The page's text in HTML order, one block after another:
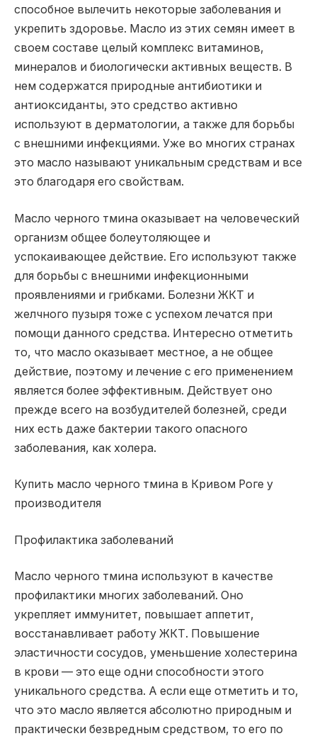
способное вылечить некоторые заболевания и
укрепить здоровье. Масло из этих семян имеет в
своем составе целый комплекс витаминов,
минералов и биологически активных веществ. В
нем содержатся природные антибиотики и
антиоксиданты, это средство активно
используют в дерматологии, а также для борьбы
с внешними инфекциями. Уже во многих странах
это масло называют уникальным средствам и все
это благодаря его свойствам.
Масло черного тмина оказывает на человеческий
организм общее болеутоляющее и
успокаивающее действие. Его используют также
для борьбы с внешними инфекционными
проявлениями и грибками. Болезни ЖКТ и
желчного пузыря тоже с успехом лечатся при
помощи данного средства. Интересно отметить
то, что масло оказывает местное, а не общее
действие, поэтому и лечение с его применением
является более эффективным. Действует оно
прежде всего на возбудителей болезней, среди
них есть даже бактерии такого опасного
заболевания, как холера.
Купить масло черного тмина в Кривом Роге у
производителя
Профилактика заболеваний
Масло черного тмина используют в качестве
профилактики многих заболеваний. Оно
укрепляет иммунитет, повышает аппетит,
восстанавливает работу ЖКТ. Повышение
эластичности сосудов, уменьшение холестерина
в крови — это еще одни способности этого
уникального средства. А если еще отметить и то,
что это масло является абсолютно природным и
практически безвредным средством, то его по